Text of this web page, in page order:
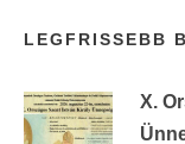
LEGFRISSEBB
X.